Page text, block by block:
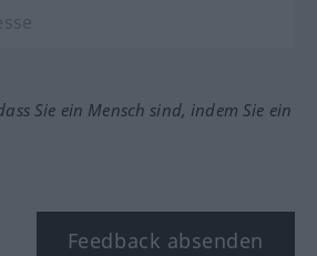
Sie ein Mensch sind, indem Sie ein
Feedback absenden